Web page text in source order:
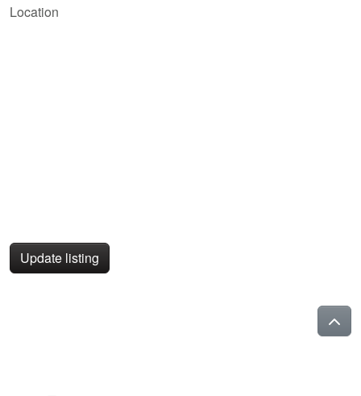
Location
Update listing